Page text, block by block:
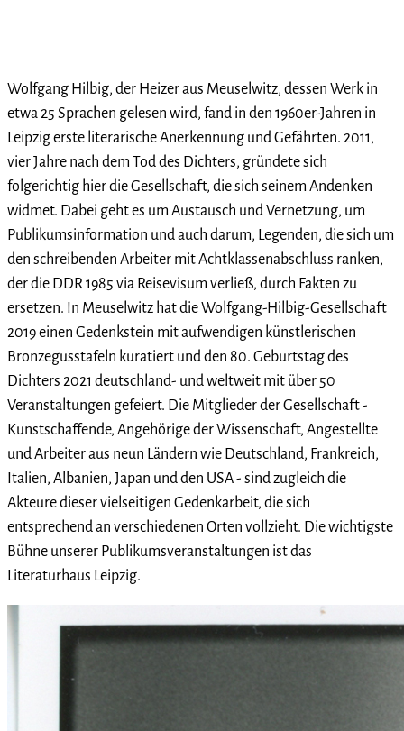
Wolfgang Hilbig, der Heizer aus Meuselwitz, dessen Werk in
etwa 25 Sprachen gelesen wird, fand in den 1960er-Jahren in
Leipzig erste literarische Anerkennung und Gefährten. 2011,
vier Jahre nach dem Tod des Dichters, gründete sich
folgerichtig hier die Gesellschaft, die sich seinem Andenken
widmet. Dabei geht es um Austausch und Vernetzung, um
Publikumsinformation und auch darum, Legenden, die sich um
den schreibenden Arbeiter mit Achtklassenabschluss ranken,
der die DDR 1985 via Reisevisum verließ, durch Fakten zu
ersetzen. In Meuselwitz hat die Wolfgang-Hilbig-Gesellschaft
2019 einen Gedenkstein mit aufwendigen künstlerischen
Bronzegusstafeln kuratiert und den 80. Geburtstag des
Dichters 2021 deutschland- und weltweit mit über 50
Veranstaltungen gefeiert. Die Mitglieder der Gesellschaft -
Kunstschaffende, Angehörige der Wissenschaft, Angestellte
und Arbeiter aus neun Ländern wie Deutschland, Frankreich,
Italien, Albanien, Japan und den USA - sind zugleich die
Akteure dieser vielseitigen Gedenkarbeit, die sich
entsprechend an verschiedenen Orten vollzieht. Die wichtigste
Bühne unserer Publikumsveranstaltungen ist das
Literaturhaus Leipzig.